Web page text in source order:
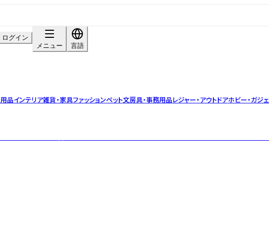
ログイン
メニュー
言語
品インテリア雑貨・家具ファッションペット文房具・事務用品レジャー・アウトドアホビー・ガジ